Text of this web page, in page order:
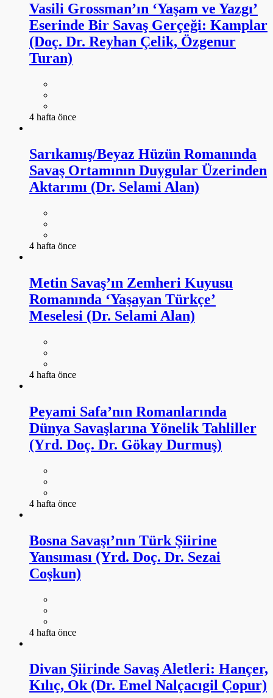
Vasili Grossman’ın ‘Yaşam ve Yazgı’
Eserinde Bir Savaş Gerçeği: Kamplar
(Doç. Dr. Reyhan Çelik, Özgenur
Turan)
4 hafta önce
Sarıkamış/Beyaz Hüzün Romanında
Savaş Ortamının Duygular Üzerinden
Aktarımı (Dr. Selami Alan)
4 hafta önce
Metin Savaş’ın Zemheri Kuyusu
Romanında ‘Yaşayan Türkçe’
Meselesi (Dr. Selami Alan)
4 hafta önce
Peyami Safa’nın Romanlarında
Dünya Savaşlarına Yönelik Tahliller
(Yrd. Doç. Dr. Gökay Durmuş)
4 hafta önce
Bosna Savaşı’nın Türk Şiirine
Yansıması (Yrd. Doç. Dr. Sezai
Coşkun)
4 hafta önce
Divan Şiirinde Savaş Aletleri: Hançer,
Kılıç, Ok (Dr. Emel Nalçacıgil Çopur)